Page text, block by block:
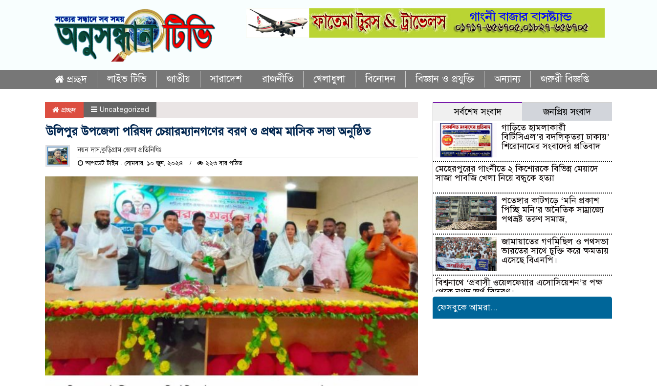
প্রচ্ছদ লাইভ টিভি জাতীয় সারাদেশ রাজনীতি খেলাধুলা বিনোদন বিজ্ঞান ও প্রযুক্তি অন্যান্য জরুরী বিজ্ঞপ্তি
প্রচ্ছদ Uncategorized
উলিপুর উপজেলা পরিষদ চেয়ারম্যানগণের বরণ ও প্রথম মাসিক সভা অনুষ্ঠিত
নয়ন দাস,কুড়িগ্রাম জেলা প্রতিনিধিঃ
আপডেট টাইম : সোমবার, ১০ জুন, ২০২৪ ২২৩ বার পঠিত
সর্বশেষ সংবাদ জনপ্রিয় সংবাদ
গাড়িতে হামলাকারী
বিটিসিএল’র বদলিকৃতরা ঢাকায়’
শিরোনামের সংবাদের প্রতিবাদ
মেহেরপুরের গাংনীতে ২ কিশোরকে বিভিন্ন মেয়াদে
সাজা পাবজি খেলা নিয়ে বন্ধুকে হত্যা
পতেঙ্গার কাটগড়ে ‘মনি প্রকাশ
পিচ্ছি মনি’র অনৈতিক সাম্রাজ্যে
পথভ্রষ্ট তরুণ সমাজ,
জামায়াতের গণমিছিল ও পথসভা
ভারতের সাথে চুক্তি করে ক্ষমতায়
এসেছে বিএনপি।
বিশ্বনাথে ‘প্রবাসী ওয়েলফেয়ার এসোসিয়েশন’র পক্ষ
থেকে নগদ অর্থ বিতরণ।
ফেসবুকে আমরা...